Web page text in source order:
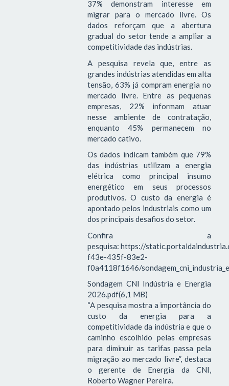
37% demonstram interesse em
migrar para o mercado livre. Os
dados reforçam que a abertura
gradual do setor tende a ampliar a
competitividade das indústrias.
A pesquisa revela que, entre as
grandes indústrias atendidas em alta
tensão, 63% já compram energia no
mercado livre. Entre as pequenas
empresas, 22% informam atuar
nesse ambiente de contratação,
enquanto 45% permanecem no
mercado cativo.
Os dados indicam também que 79%
das indústrias utilizam a energia
elétrica como principal insumo
energético em seus processos
produtivos. O custo da energia é
apontado pelos industriais como um
dos principais desafios do setor.
Confira a
pesquisa: https://
f43e-435f-83e2-
f0a4118f1646/
Sondagem CNI Indústria e Energia
2026.pdf(6,1 MB)
“A pesquisa mostra a importância do
custo da energia para a
competitividade da indústria e que o
caminho escolhido pelas empresas
para diminuir as tarifas passa pela
migração ao mercado livre”, destaca
o gerente de Energia da CNI,
Roberto Wagner Pereira.